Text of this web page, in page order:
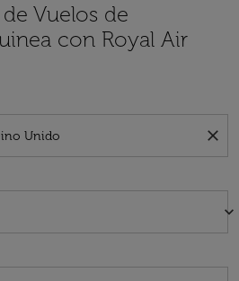
Vuelos de
con Royal Air
close
keyboard_arrow_down